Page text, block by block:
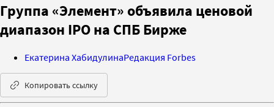
Группа «Элемент» объявила ценовой
диапазон IPO на СПБ Бирже
Екатерина ХабидулинаРедакция Forbes
Копировать ссылку